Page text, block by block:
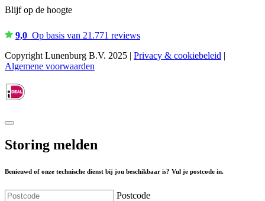
Blijf op de hoogte
9,0 Op basis van 21.771 reviews
Copyright Lunenburg B.V. 2025 | Privacy & cookiebeleid |
Algemene voorwaarden
Storing melden
Benieuwd of onze technische dienst bij jou beschikbaar is? Vul je postcode in.
Postcode